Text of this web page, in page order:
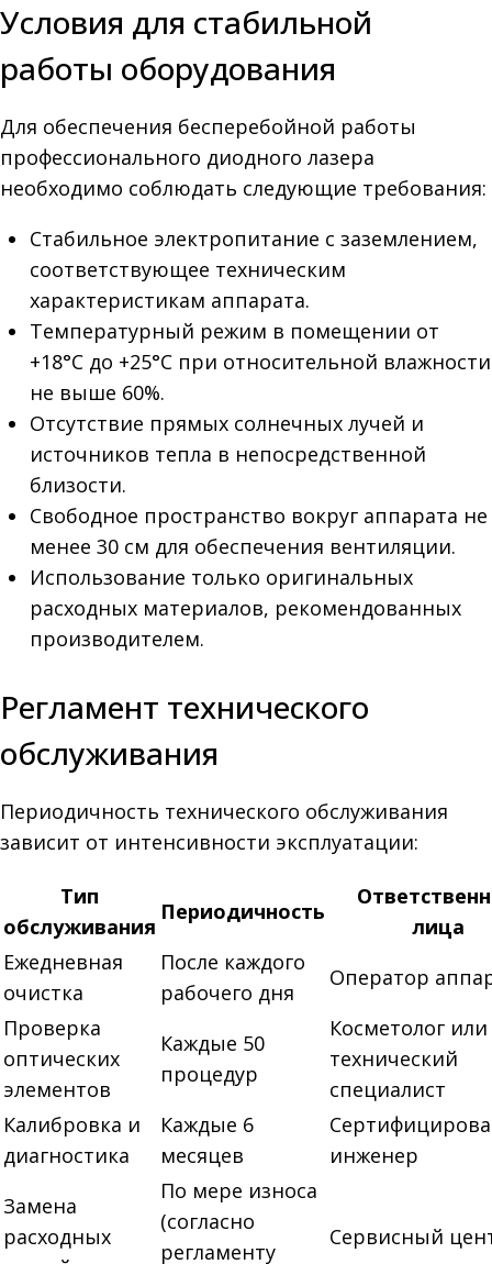
Условия для стабильной
работы оборудования
Для обеспечения бесперебойной работы
профессионального диодного лазера
необходимо соблюдать следующие требования:
Стабильное электропитание с заземлением,
соответствующее техническим
характеристикам аппарата.
Температурный режим в помещении от
+18°C до +25°C при относительной влажности
не выше 60%.
Отсутствие прямых солнечных лучей и
источников тепла в непосредственной
близости.
Свободное пространство вокруг аппарата не
менее 30 см для обеспечения вентиляции.
Использование только оригинальных
расходных материалов, рекомендованных
производителем.
Регламент технического
обслуживания
Периодичность технического обслуживания
зависит от интенсивности эксплуатации:
Тип
обслуживания
Периодичность
лица
Ежедневная
очистка
После каждого
рабочего дня
Оператор
Проверка
оптических
элементов
Каждые 50
процедур
Косметолог или
технический
специалист
Калибровка и
диагностика
Каждые 6
месяцев
инженер
Замена
расходных
По мере износа
(согласно
регламенту
Сервисный